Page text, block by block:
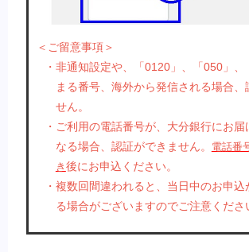
＜ご留意事項＞
・非通知設定や、「0120」、「050」
まる番号、海外から発信される場合、
せん。
・ご利用の電話番号が、大分銀行にお
なる場合、認証ができません。
電話番
き 後にお申込ください。
・複数回間違われると、当日中のお申
る場合がございますのでご注意くださ